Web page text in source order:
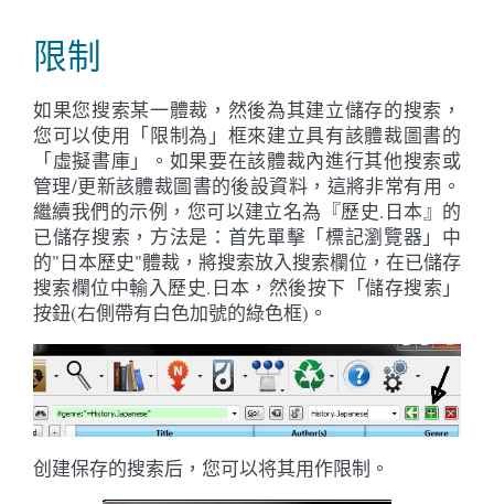
限制
如果您搜索某一體裁，然後為其建立儲存的搜索，
您可以使用「限制為」框來建立具有該體裁圖書的
「虛擬書庫」。如果要在該體裁內進行其他搜索或
管理/更新該體裁圖書的後設資料，這將非常有用。
繼續我們的示例，您可以建立名為『歷史.日本』的
已儲存搜索，方法是：首先單擊「標記瀏覽器」中
的"日本歷史"體裁，將搜索放入搜索欄位，在已儲存
搜索欄位中輸入歷史.日本，然後按下「儲存搜索」
按鈕(右側帶有白色加號的綠色框)。
创建保存的搜索后，您可以将其用作限制。